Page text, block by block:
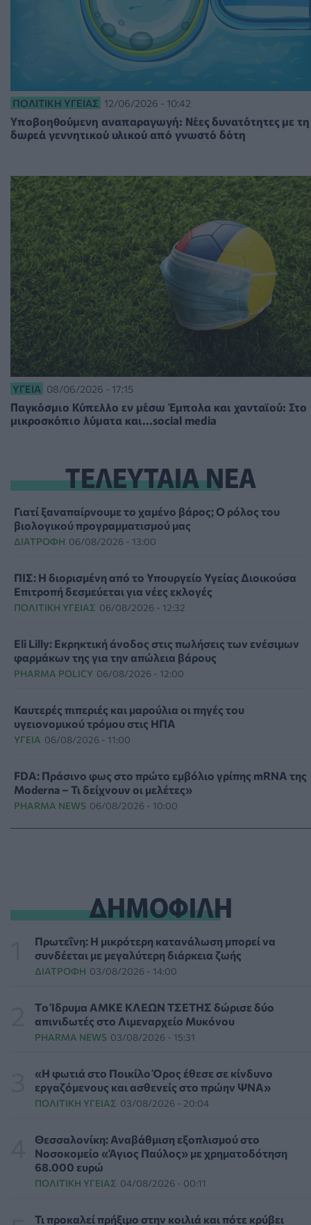
ΠΟΛΙΤΙΚΉ ΥΓΕΊΑΣ 12/06/2026 - 10:42
Υποβοηθούμενη αναπαραγωγή: Νέες δυνατότητες με τη
δωρεά γεννητικού υλικού από γνωστό δότη
ΥΓΕΊΑ 08/06/2026 - 17:15
Παγκόσμιο Κύπελλο εν μέσω Έμπολα και χανταϊού: Στο
μικροσκόπιο λύματα και...social media
ΤΕΛΕΥΤΑΙΑ ΝΕΑ
Γιατί ξαναπαίρνουμε το χαμένο βάρος; Ο ρόλος του
βιολογικού προγραμματισμού μας
ΔΙΑΤΡΟΦΉ 06/08/2026 - 13:00
ΠΙΣ: Η διορισμένη από το Υπουργείο Υγείας Διοικούσα
Επιτροπή δεσμεύεται για νέες εκλογές
ΠΟΛΙΤΙΚΉ ΥΓΕΊΑΣ 06/08/2026 - 12:32
Eli Lilly: Εκρηκτική άνοδος στις πωλήσεις των ενέσιμων
φαρμάκων της για την απώλεια βάρους
PHARMA POLICY 06/08/2026 - 12:00
Καυτερές πιπεριές και μαρούλια οι πηγές του
υγειονομικού τρόμου στις ΗΠΑ
ΥΓΕΊΑ 06/08/2026 - 11:00
FDA: Πράσινο φως στο πρώτο εμβόλιο γρίπης mRNA της
Moderna – Τι δείχνουν οι μελέτες»
PHARMA NEWS 06/08/2026 - 10:00
Μεγαλώνει πραγματικά η μυωπία μετά την ενηλικίωση; -
Τι δείχνουν νέες μελέτες
HEALTH TALK 06/08/2026 - 08:19
Στον σταθμό φιλοξενίας πυρόπληκτων ζώων στα
ΕΠΙΚΑΙΡΌΤΗΤΑ 06/08/2026 - 03:46
Το Πανεπιστήμιο Keele υπέβαλε φάκελο προπτυχιακού
ΕΠΙΚΑΙΡΌΤΗΤΑ 06/08/2026 - 00:04
Binge-Watching και φαγητό: Τα επιστημονικά δεδομένα
ΨΥΧΙΚΉ ΥΓΕΊΑ 05/08/2026 - 23:17
Γεωργιάδης: «Δεν έπεσε η ψευδοροφή στα ΤΕΠ του
Νοσοκομείου Κορίνθου, την ξήλωσαν»
ΔΗΜΟΦΙΛΗ
Πρωτεΐνη: Η μικρότερη κατανάλωση μπορεί να
συνδέεται με μεγαλύτερη διάρκεια ζωής
ΔΙΑΤΡΟΦΉ 03/08/2026 - 14:00
Tο Ίδρυμα ΑΜΚΕ ΚΛΕΩΝ ΤΣΕΤΗΣ δώρισε δύο
απινιδωτές στο Λιμεναρχείο Μυκόνου
PHARMA NEWS 03/08/2026 - 15:31
«Η φωτιά στο Ποικίλο Όρος έθεσε σε κίνδυνο
εργαζόμενους και ασθενείς στο πρώην ΨΝΑ»
ΠΟΛΙΤΙΚΉ ΥΓΕΊΑΣ 03/08/2026 - 20:04
Θεσσαλονίκη: Αναβάθμιση εξοπλισμού στο
Νοσοκομείο «Άγιος Παύλος» με χρηματοδότηση
68.000 ευρώ
ΠΟΛΙΤΙΚΉ ΥΓΕΊΑΣ 04/08/2026 - 00:11
Τι προκαλεί πρήξιμο στην κοιλιά και πότε κρύβει